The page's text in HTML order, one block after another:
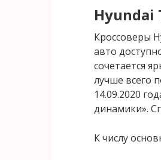
Hyundai
Кроссоверы
авто
сочетается
лучше всего
14.09.2020
динамики».
К числу